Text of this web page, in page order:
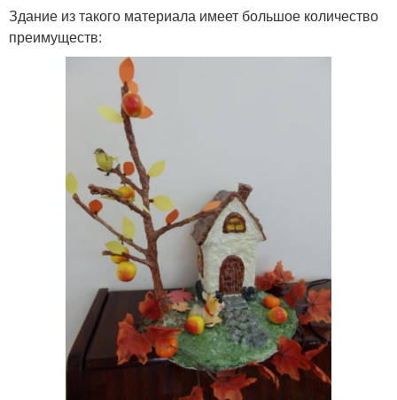
Здание из такого материала имеет большое количество
преимуществ: